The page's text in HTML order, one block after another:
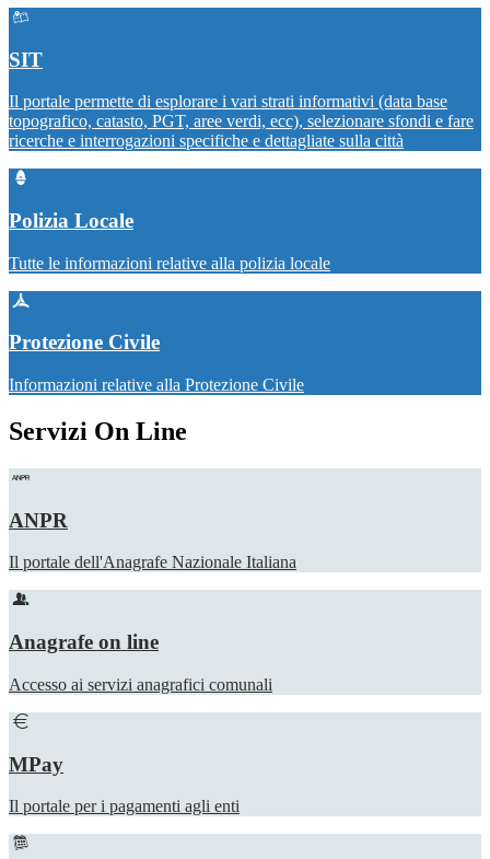
SIT
Il portale permette di esplorare i vari strati informativi (data base
topografico, catasto, PGT, aree verdi, ecc), selezionare sfondi e fare
ricerche e interrogazioni specifiche e dettagliate sulla città
Polizia Locale
Tutte le informazioni relative alla polizia locale
Protezione Civile
Informazioni relative alla Protezione Civile
Servizi On Line
ANPR
Il portale dell'Anagrafe Nazionale Italiana
Anagrafe on line
Accesso ai servizi anagrafici comunali
MPay
Il portale per i pagamenti agli enti